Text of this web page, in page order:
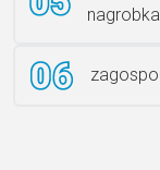
nagrobka